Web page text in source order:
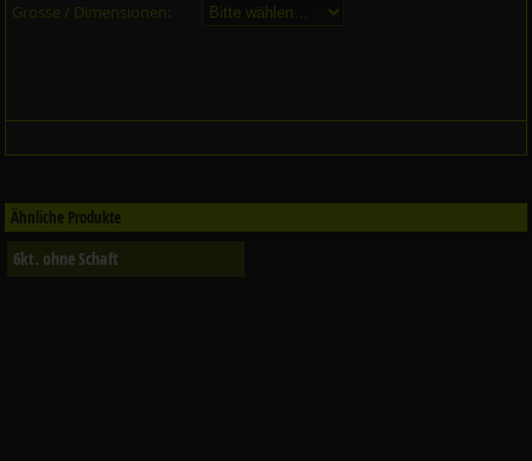
Grösse / Dimensionen:
Ähnliche Produkte
6kt. ohne Schaft